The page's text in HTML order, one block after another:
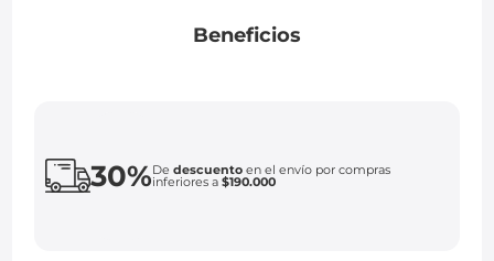
Beneficios
30%Dedescuento en el envío por compras
inferiores a$190.000